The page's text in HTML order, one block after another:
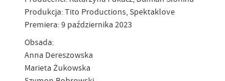
Produkcja: Tito Productions, Spektaklove
Premiera: 9 października 2023
Obsada:
Anna Dereszowska
Marieta Żukowska